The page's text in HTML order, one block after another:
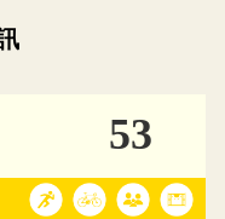
覽，完整即時空